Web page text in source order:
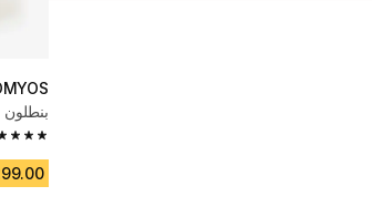
4.7 out of 5 stars from 1241 reviews
299.00